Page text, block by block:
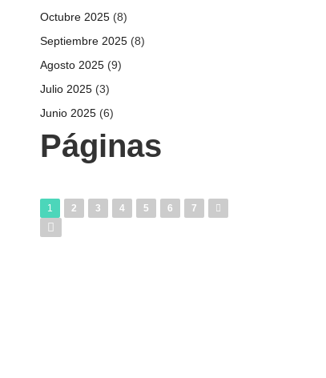
Octubre 2025 (8)
Septiembre 2025 (8)
Agosto 2025 (9)
Julio 2025 (3)
Junio 2025 (6)
Páginas
1 2 3 4 5 6 7